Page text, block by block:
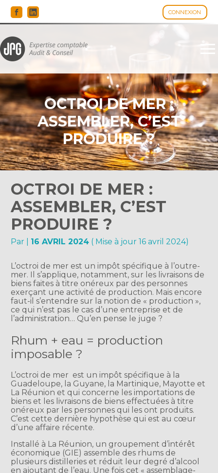
CONNEXION
Aller
au
OCTROI DE MER :
ASSEMBLER, C’EST
PRODUIRE ?
OCTROI DE MER :
ASSEMBLER, C’EST
PRODUIRE ?
Par 16 AVRIL 2024 ( Mise à jour 16 avril 2024)
L’octroi de mer est un impôt spécifique à l’outre-
mer. Il s’applique, notamment, sur les livraisons de
biens faites à titre onéreux par des personnes
exerçant une activité de production. Mais encore
faut-il s’entendre sur la notion de « production »,
ce qui n’est pas le cas d’une entreprise et de
l’administration… Qu’en pense le juge ?
Rhum + eau = production
imposable ?
L’octroi de mer est un impôt spécifique à la
Guadeloupe, la Guyane, la Martinique, Mayotte et
La Réunion et qui concerne les importations de
biens et les livraisons de biens effectuées à titre
onéreux par les personnes qui les ont produits.
C’est cette dernière hypothèse qui est au cœur
d’une affaire récente.
Installé à La Réunion, un groupement d’intérêt
économique (GIE) assemble des rhums de
plusieurs distilleries et réduit leur degré d’alcool
en ajoutant de l’eau. Une fois cet « assemblage-